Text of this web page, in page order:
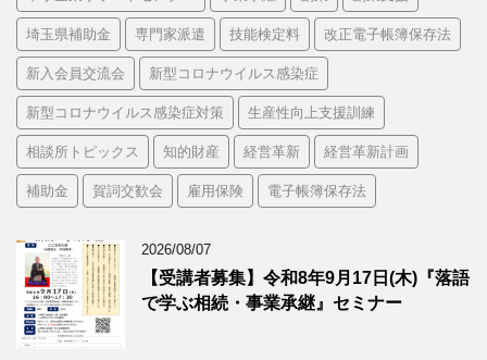
埼玉県補助金 専門家派遣 技能検定料 改正電子帳簿保存法
新入会員交流会 新型コロナウイルス感染症
新型コロナウイルス感染症対策 生産性向上支援訓練
相談所トピックス 知的財産 経営革新 経営革新計画
補助金 賀詞交歓会 雇用保険 電子帳簿保存法
2026/08/07
【受講者募集】令和8年9月17日(木)『落語
で学ぶ相続・事業承継』セミナー